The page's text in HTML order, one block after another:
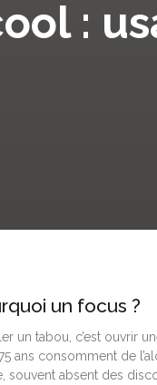
:
un focus ?
un tabou, c’est ouvrir
ans consomment de
souvent absent des